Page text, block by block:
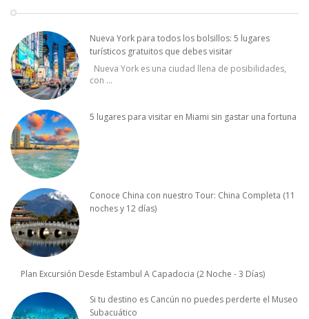
Nueva York para todos los bolsillos: 5 lugares
turísticos gratuitos que debes visitar
Nueva York es una ciudad llena de posibilidades,
con ...
5 lugares para visitar en Miami sin gastar una fortuna
Conoce China con nuestro Tour: China Completa (11
noches y 12 días)
Plan Excursión Desde Estambul A Capadocia (2 Noche - 3 Días)
Si tu destino es Cancún no puedes perderte el Museo
Subacuático